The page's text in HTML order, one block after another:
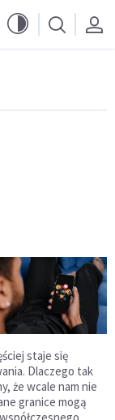
staje się
Dlaczego tak
że wcale nam nie
granice mogą